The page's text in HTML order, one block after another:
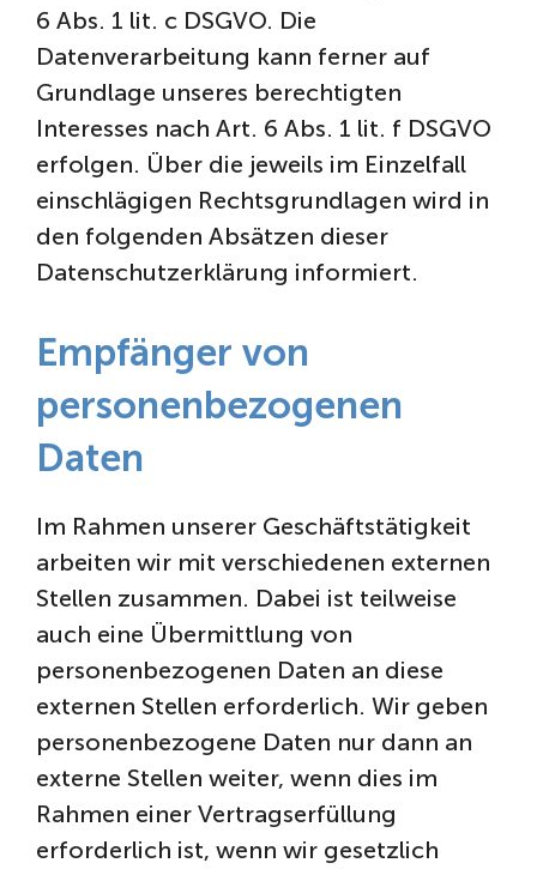
6 Abs. 1 lit. c DSGVO. Die
Datenverarbeitung kann ferner auf
Grundlage unseres berechtigten
Interesses nach Art. 6 Abs. 1 lit. f DSGVO
erfolgen. Über die jeweils im Einzelfall
einschlägigen Rechtsgrundlagen wird in
den folgenden Absätzen dieser
Datenschutzerklärung informiert.
Empfänger von
personenbezogenen
Daten
Im Rahmen unserer Geschäftstätigkeit
arbeiten wir mit verschiedenen externen
Stellen zusammen. Dabei ist teilweise
auch eine Übermittlung von
personenbezogenen Daten an diese
externen Stellen erforderlich. Wir geben
personenbezogene Daten nur dann an
externe Stellen weiter, wenn dies im
Rahmen einer Vertragserfüllung
erforderlich ist, wenn wir gesetzlich